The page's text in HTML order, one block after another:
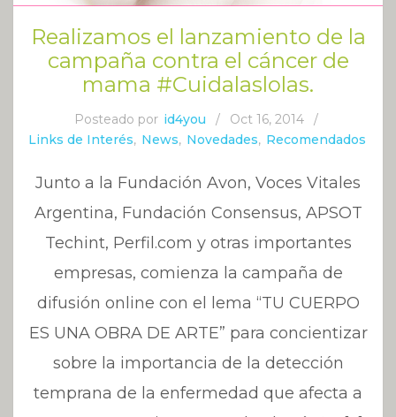
Realizamos el lanzamiento de la
campaña contra el cáncer de
mama #Cuidalaslolas.
Posteado por id4you / Oct 16, 2014
/
Links de Interés, News, Novedades, Recomendados
Junto a la Fundación Avon, Voces Vitales
Argentina, Fundación Consensus, APSOT
Techint, Perfil.com y otras importantes
empresas, comienza la campaña de
difusión online con el lema “TU CUERPO
ES UNA OBRA DE ARTE” para concientizar
sobre la importancia de la detección
temprana de la enfermedad que afecta a